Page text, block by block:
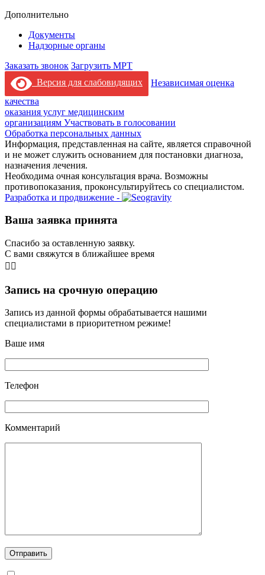
Дополнительно
Документы
Надзорные органы
Заказать звонок Загрузить МРТ
Версия для слабовидящих
Независимая оценка
качества
оказания услуг медицинским
организациям Участвовать в голосовании
Обработка персональных данных
Информация, представленная на сайте, является справочной
и не может служить основанием для постановки диагноза,
назначения лечения.
Необходима очная консультация врача. Возможны
противопоказания, проконсультируйтесь со специалистом.
Разработка и продвижение -
Ваша заявка принята
Спасибо за оставленную заявку.
С вами свяжутся в ближайшее время
👨‍⚕️
Запись на срочную операцию
Запись из данной формы обрабатывается нашими
специалистами в приоритетном режиме!
Ваше имя
Телефон
Комментарий
Отправить